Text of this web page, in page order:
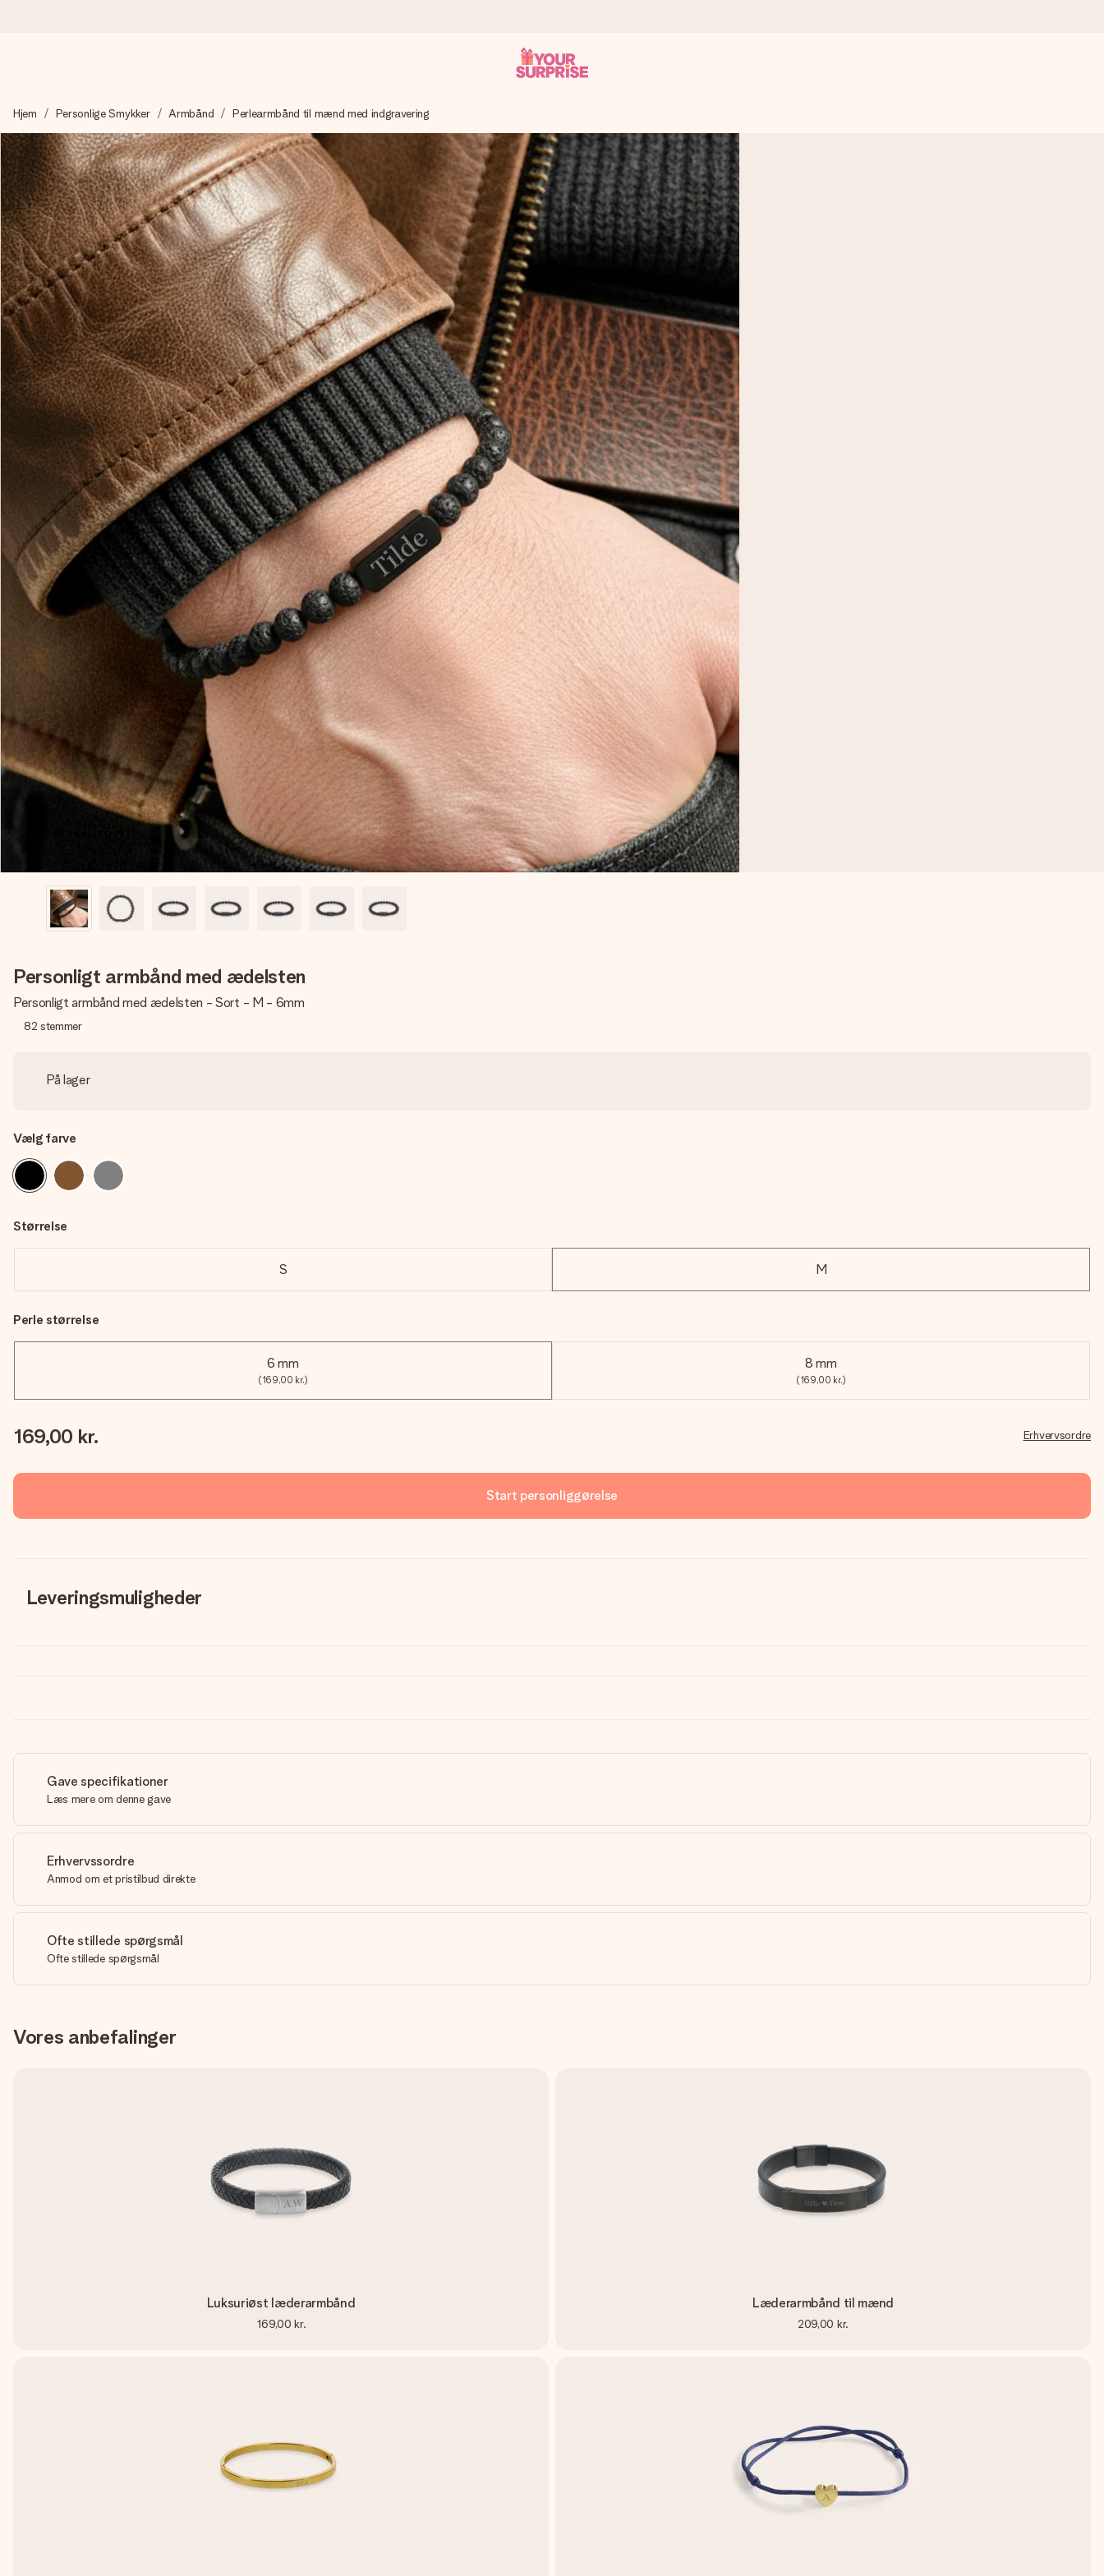
Vi laver din gave med omhu og sender den lynhurtigt – så du kan give den på det helt rette tidspunkt, når den betyder allermest.
4,7 (baseret på +15.000 anmeldelser)
Vores gaver inspirerer. Kunderne giver os 4,7 på Google Reviews.
Gratis kort med hilsen
Lav noget særligt i blot få trin – med hendes navn, et billede af dig eller en besked, der går lige i hendes hjerte. Intet besvær men udelukkende en masse kærlighed i øjeblikket.
Hjem Personlige Smykker Armbånd Perlearmbånd til mænd med indgravering
Personligt armbånd med ædelsten
Personligt armbånd med ædelsten - Sort - M - 6mm
82 stemmer
På lager
Vælg farve
Størrelse
S M
Perle størrelse
6 mm
(169,00 kr.)
8 mm
(169,00 kr.)
169,00 kr. Erhvervsordre
Start personliggørelse
Leveringsmuligheder
Gave specifikationer
Læs mere om denne gave
Erhvervssordre
Anmod om et pristilbud direkte
Ofte stillede spørgsmål
Ofte stillede spørgsmål
Vores anbefalinger
Luksuriøst læderarmbånd
169,00 kr.
Læderarmbånd til mænd
209,00 kr.